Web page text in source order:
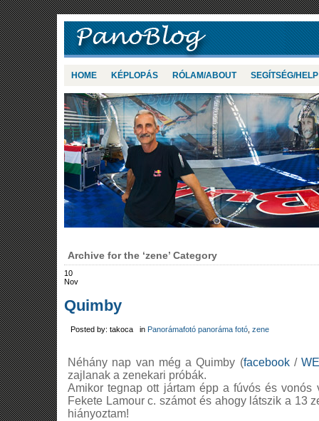
HOME KÉPLOPÁS RÓLAM/ABOUT SEGÍTSÉG/HELP
Archive for the ‘zene’ Category
10
Nov
Quimby
Posted by: takoca in Panorámafotó panoráma fotó, zene
Néhány nap van még a Quimby (facebook/
zajlanak a zenekari próbák.
Amikor tegnap ott jártam épp a fúvós és vonós
Fekete Lamour c. számot és ahogy látszik a 13
hiányoztam!